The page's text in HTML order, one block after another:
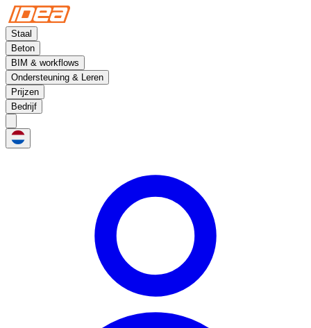
Staal
Beton
BIM & workflows
Ondersteuning & Leren
Prijzen
Bedrijf